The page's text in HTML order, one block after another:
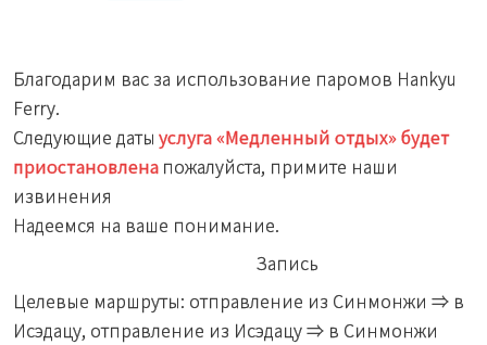
Благодарим вас за использование паромов Hankyu
Ferry.
Следующие даты услуга «Медленный отдых» будет
приостановлена пожалуйста, примите наши
извинения
Надеемся на ваше понимание.
Запись
Целевые маршруты: отправление из Синмонжи ⇒ в
Исэдацу, отправление из Исэдацу ⇒ в Синмонжи